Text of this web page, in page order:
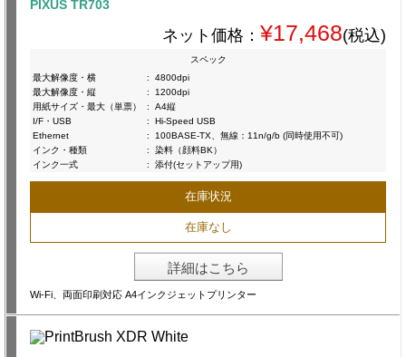
PIXUS TR703
ネット価格： ¥17,468(税込)
スペック
最大解像度・横
:
4800dpi
最大解像度・縦
:
1200dpi
用紙サイズ・最大（単票）
:
A4縦
I/F・USB
:
Hi-Speed USB
Ethernet
:
100BASE-TX、無線：11n/g/b (同時使用不可)
インク・種類
:
染料（顔料BK）
インク一式
: 添付(セットアップ用)
在庫状況
在庫なし
詳細はこちら
Wi-Fi、両面印刷対応 A4インクジェットプリンター